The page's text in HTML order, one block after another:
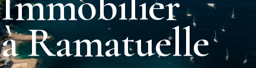
à Ramatuelle